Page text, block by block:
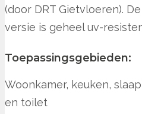
(door DRT Gietvloeren).
versie is geheel uv-
Toepassingsgebieden:
Woonkamer, keuken,
en toilet